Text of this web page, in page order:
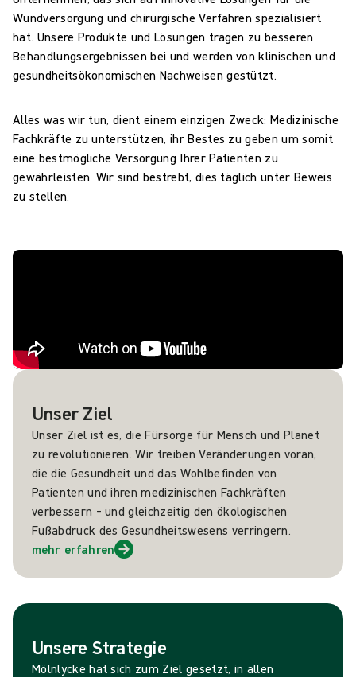
Wundversorgung und chirurgische Verfahren spezialisiert
hat. Unsere Produkte und Lösungen tragen zu besseren
Behandlungsergebnissen bei und werden von klinischen und
gesundheitsökonomischen Nachweisen gestützt.
Alles was wir tun, dient einem einzigen Zweck: Medizinische
Fachkräfte zu unterstützen, ihr Bestes zu geben um somit
eine bestmögliche Versorgung Ihrer Patienten zu
gewährleisten. Wir sind bestrebt, dies täglich unter Beweis
zu stellen.
Unser Ziel
Unser Ziel ist es, die Fürsorge für Mensch und Planet
zu revolutionieren. Wir treiben Veränderungen voran,
die die Gesundheit und das Wohlbefinden von
Patienten und ihren medizinischen Fachkräften
verbessern – und gleichzeitig den ökologischen
Fußabdruck des Gesundheitswesens verringern.
mehr erfahren
Unsere Strategie
Mölnlycke hat sich zum Ziel gesetzt, in allen